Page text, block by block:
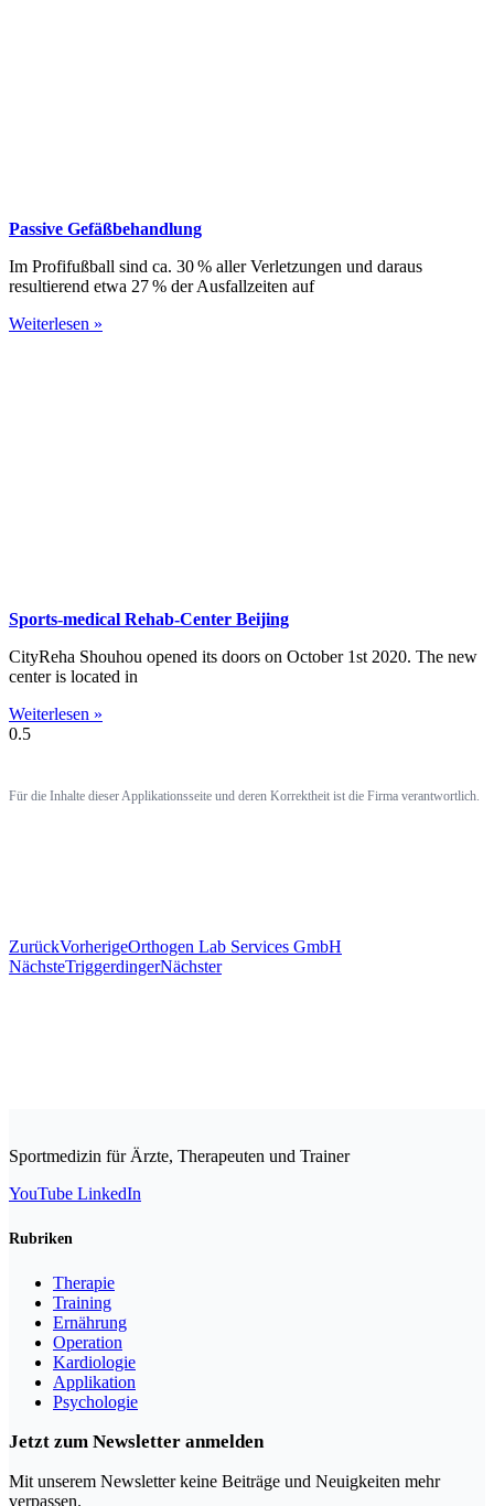
Passive Gefäßbehandlung
Im Profifußball sind ca. 30 % aller Verlet­zungen und daraus
resultierend etwa 27 % der Ausfallzeiten auf
Weiterlesen »
Sports-medical Rehab-Center Beijing
CityReha Shouhou opened its doors on October 1st 2020. The new
center is located in
Weiterlesen »
Für die Inhalte dieser Applikationsseite und deren Korrektheit ist die Firma verantwortlich.
ZurückVorherigeOrthogen Lab Services GmbH
NächsteTriggerdingerNächster
Sportmedizin für Ärzte, Therapeuten und Trainer
YouTube LinkedIn
Rubriken
Therapie
Training
Ernährung
Operation
Kardiologie
Applikation
Psychologie
Jetzt zum Newsletter anmelden
Mit unserem Newsletter keine Beiträge und Neuigkeiten mehr
verpassen.